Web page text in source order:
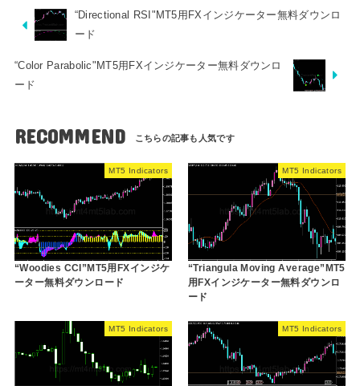
“Directional RSI"MT5用FXインジケーター無料ダウンロ
ード
“Color Parabolic"MT5用FXインジケーター無料ダウンロ
ード
RECOMMEND
MT5 Indicators
“Woodies CCI”MT5用FXインジケ
ーター無料ダウンロード
MT5 Indicators
“Triangula Moving Average”MT5
用FXインジケーター無料ダウンロ
ード
MT5 Indicators MT5 Indicators